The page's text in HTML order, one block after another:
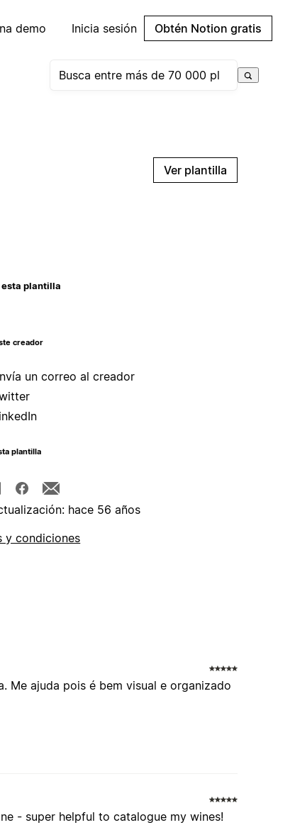
demo Inicia sesión Obtén Notion gratis
Ver plantilla
plantilla
creador
un correo al creador
plantilla
hace 56 años
y condiciones
Me ajuda pois é bem visual e organizado
- super helpful to catalogue my wines!